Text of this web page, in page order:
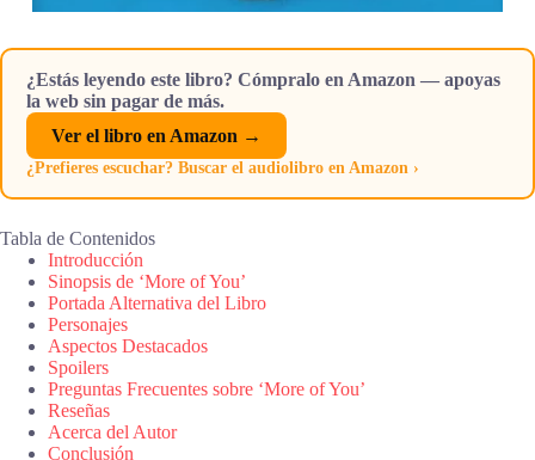
¿Estás leyendo este libro? Cómpralo en Amazon — apoyas
la web sin pagar de más.
Ver el libro en Amazon →
¿Prefieres escuchar? Buscar el audiolibro en Amazon ›
Tabla de Contenidos
Introducción
Sinopsis de ‘More of You’
Portada Alternativa del Libro
Personajes
Aspectos Destacados
Spoilers
Preguntas Frecuentes sobre ‘More of You’
Reseñas
Acerca del Autor
Conclusión